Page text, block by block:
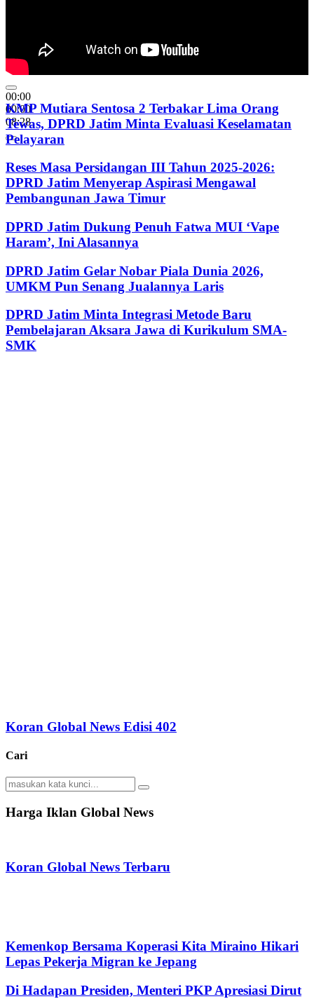
00:00
00:00
08:28
KMP Mutiara Sentosa 2 Terbakar Lima Orang
Tewas, DPRD Jatim Minta Evaluasi Keselamatan
Pelayaran
Reses Masa Persidangan III Tahun 2025-2026:
DPRD Jatim Menyerap Aspirasi Mengawal
Pembangunan Jawa Timur
DPRD Jatim Dukung Penuh Fatwa MUI ‘Vape
Haram’, Ini Alasannya
DPRD Jatim Gelar Nobar Piala Dunia 2026,
UMKM Pun Senang Jualannya Laris
DPRD Jatim Minta Integrasi Metode Baru
Pembelajaran Aksara Jawa di Kurikulum SMA-
SMK
Koran Global News Edisi 402
Cari
Search
for:
Search
Harga Iklan Global News
Koran Global News Terbaru
Kemenkop Bersama Koperasi Kita Miraino Hikari
Lepas Pekerja Migran ke Jepang
Di Hadapan Presiden, Menteri PKP Apresiasi Dirut